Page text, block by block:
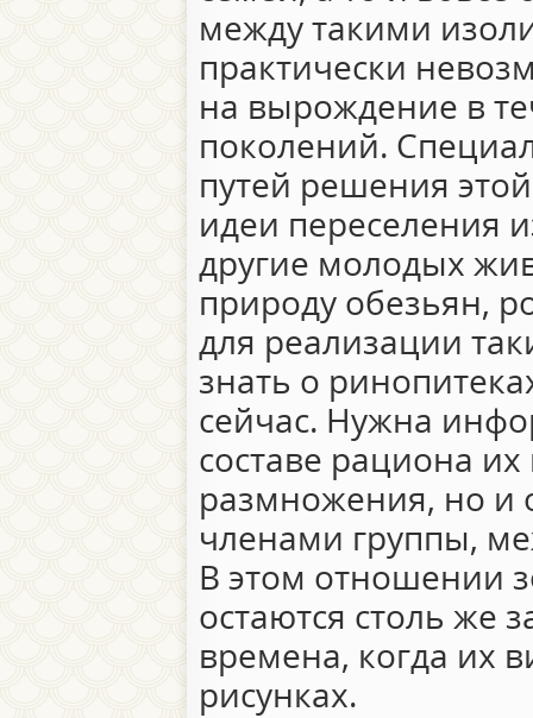
между такими
практически
на вырождение в
поколений.
путей решения
идеи переселения
другие молодых
природу обезьян,
для реализации
знать о
сейчас. Нужна
составе рациона
размножения, но и
членами группы,
В этом отношении
остаются столь же
времена, когда их
рисунках.